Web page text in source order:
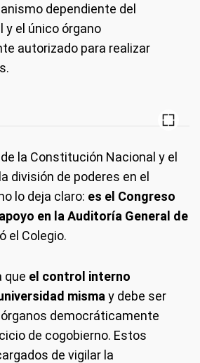
dependiente del
y el único órgano
autorizado para realizar
la Constitución Nacional y el
división de poderes en el
lo deja claro: es el Congreso
en la Auditoría General de
el Colegio.
que el control interno
misma y debe ser
democráticamente
de cogobierno. Estos
de vigilar la